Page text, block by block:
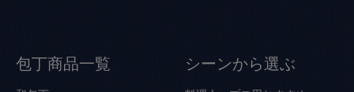
包丁商品一覧 シーンから選ぶ